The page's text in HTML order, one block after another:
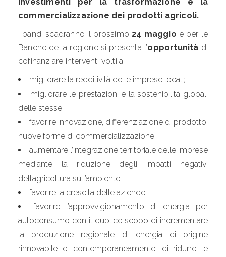
commercializzazione dei prodotti agricoli.
I bandi scadranno il prossimo 24 maggio e per le
Banche della regione si presenta l’opportunità di
cofinanziare interventi volti a:
migliorare la redditività delle imprese locali;
migliorare le prestazioni e la sostenibilità globali
delle stesse;
favorire innovazione, differenziazione di prodotto,
nuove forme di commercializzazione;
aumentare l’integrazione territoriale delle imprese
mediante la riduzione degli impatti negativi
dell’agricoltura sull’ambiente;
favorire la crescita delle aziende;
favorire l’approvvigionamento di energia per
autoconsumo con il duplice scopo di incrementare
la produzione regionale di energia di origine
rinnovabile e, contemporaneamente, di ridurre le